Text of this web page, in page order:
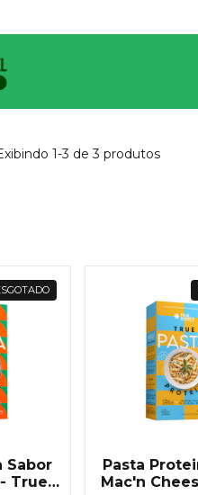
1-3 de 3 produtos
Sabor
True
Pasta
Mac'n